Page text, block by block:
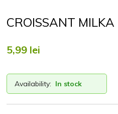
CROISSANT MILKA
5,99 lei
Availability: In stock